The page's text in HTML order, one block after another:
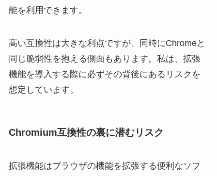
能を利用できます。
高い互換性は大きな利点ですが、同時にChromeと
同じ脆弱性を抱える側面もあります。私は、拡張
機能を導入する際に必ずその背後にあるリスクを
想定しています。
Chromium互換性の裏に潜むリスク
拡張機能はブラウザの機能を拡張する便利なソフ